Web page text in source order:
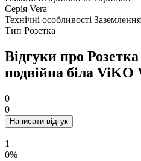
Серія Vera
Технічні особливості Заземлення
Тип Розетка
Відгуки про
подвійна біла ViKO
0
0
Написати відгук
1
0%